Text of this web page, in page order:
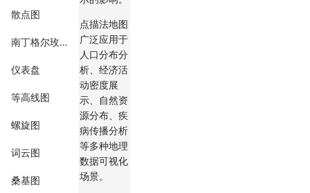
散点图
南丁格尔玫瑰图
仪表盘
等高线图
螺旋图
词云图
桑基图
点描法地图
广泛应用于
人口分布分
析、经济活
动密度展
示、自然资
源分布、疾
病传播分析
等多种地理
数据可视化
场景。